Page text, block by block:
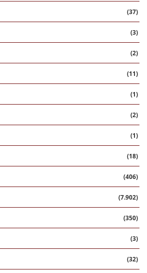
(37)
(3)
(2)
(11)
(1)
(2)
(1)
(18)
(406)
(7.902)
(350)
(3)
(32)